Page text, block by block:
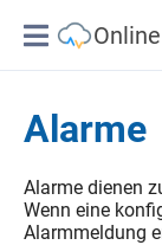
Alarme
Alarme dienen
Wenn eine
Alarmmeldung